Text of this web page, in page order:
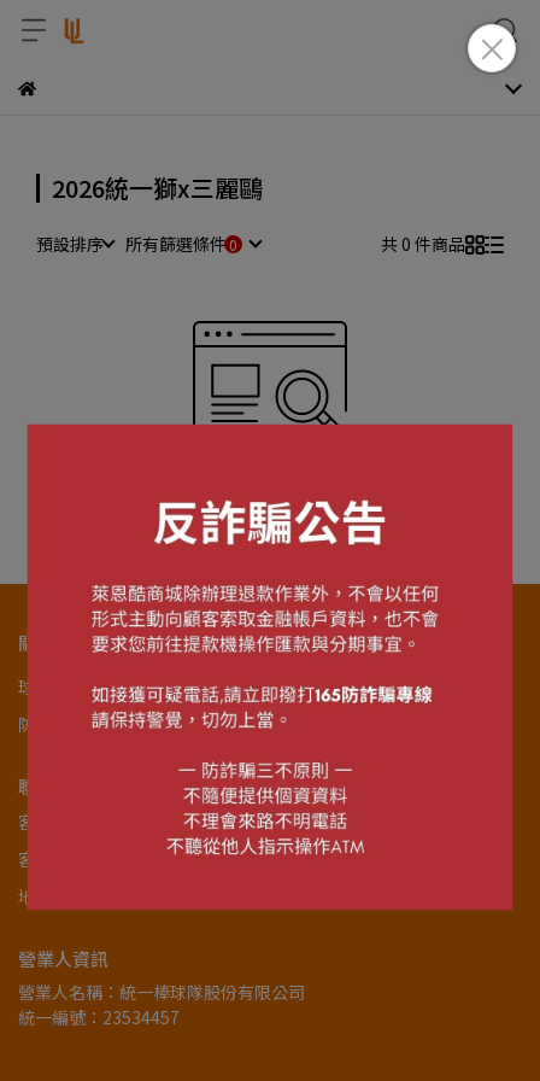
2026統一獅x三麗鷗
預設排序 所有篩選條件 共 0 件商品
很抱歉，無商品符合篩選條件
請重新輸入篩選
關於我們
球隊官網 關於商城 服務條款 購物說明 退貨政策 隱私政策
防詐騙宣導 會員註冊 聯絡我們
聯絡資訊
客服專線：06-2153399
客服時間：08:30-17:30 (周一~周五)
地址：台南市南區健康路一段257號
營業人資訊
營業人名稱：統一棒球隊股份有限公司
統一編號：23534457